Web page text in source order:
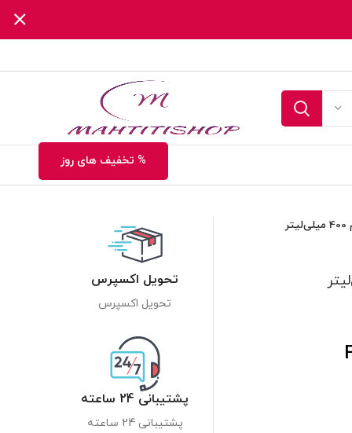
% تخفیف های روز
تحویل اکسپرس
تحویل اکسپرس
پشتیبانی 24 ساعته
پشتیبانی 24 ساعته